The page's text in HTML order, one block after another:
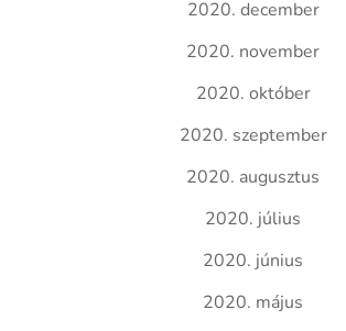
2020. december
2020. november
2020. október
2020. szeptember
2020. augusztus
2020. július
2020. június
2020. május